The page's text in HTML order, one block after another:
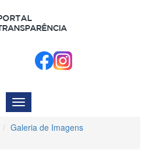
Menu
de
Navegação
Galeria de Imagens